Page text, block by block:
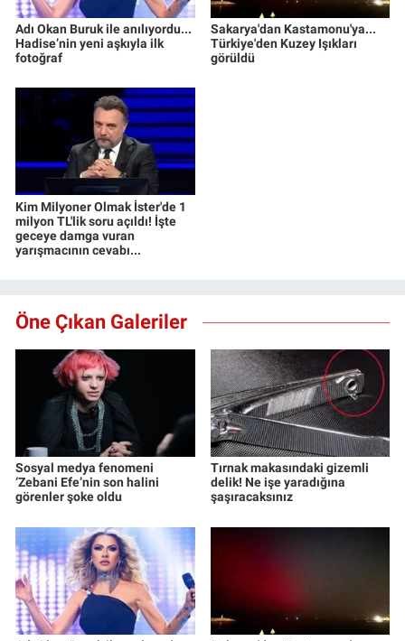
Adı Okan Buruk ile anılıyordu...
Hadise’nin yeni aşkıyla ilk
fotoğraf
Sakarya'dan Kastamonu'ya...
Türkiye'den Kuzey Işıkları
görüldü
Kim Milyoner Olmak İster'de 1
milyon TL'lik soru açıldı! İşte
geceye damga vuran
yarışmacının cevabı...
Öne Çıkan Galeriler
Sosyal medya fenomeni
‘Zebani Efe’nin son halini
görenler şoke oldu
Tırnak makasındaki gizemli
delik! Ne işe yaradığına
şaşıracaksınız